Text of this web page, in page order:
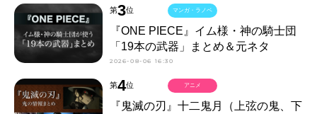
第3位
『ONE PIECE』イム様・神の騎士団
「19本の武器」まとめ＆元ネタ
2026-08-06 16:30
マンガ・ラノベ
第4位
『鬼滅の刃』十二鬼月（上弦の鬼、下
アニメ